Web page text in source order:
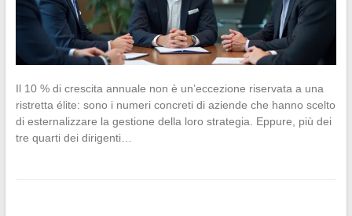
Il 10 % di crescita annuale non è un’eccezione riservata a una
ristretta élite: sono i numeri concreti di aziende che hanno scelto
di esternalizzare la gestione della loro strategia. Eppure, più dei
tre quarti dei dirigenti…